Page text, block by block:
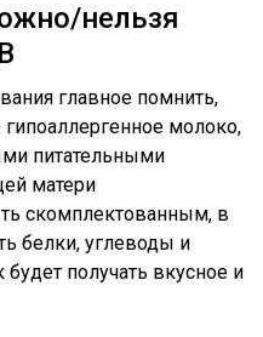
нельзя
главное помнить,
молоко,
питательными
матери
скомплектованным, в
белки, углеводы и
получать вкусное и